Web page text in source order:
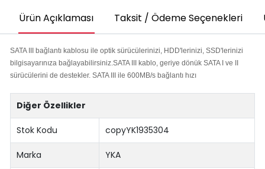
Ürün Açıklaması Taksit / Ödeme Seçenekleri
SATA III bağlantı kablosu ile optik sürücülerinizi, HDD'lerinizi, SSD'lerinizi
bilgisayarınıza bağlayabilirsiniz.SATA III kablo, geriye dönük SATA I ve II
sürücülerini de destekler. SATA III ile 600MB/s bağlantı hızı
Diğer Özellikler
Stok Kodu copyYK1935304
Marka YKA